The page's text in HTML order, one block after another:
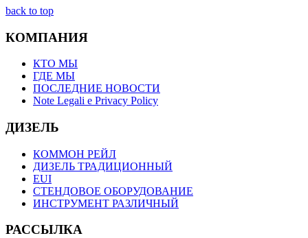
back to top
КОМПАНИЯ
КТО МЫ
ГДЕ МЫ
ПОСЛЕДНИЕ НОВОСТИ
Note Legali e Privacy Policy
ДИЗЕЛЬ
КОММОН РЕЙЛ
ДИЗЕЛЬ ТРАДИЦИОННЫЙ
EUI
СТЕНДОВОЕ ОБОРУДОВАНИЕ
ИНСТРУМЕНТ РАЗЛИЧНЫЙ
РАССЫЛКА